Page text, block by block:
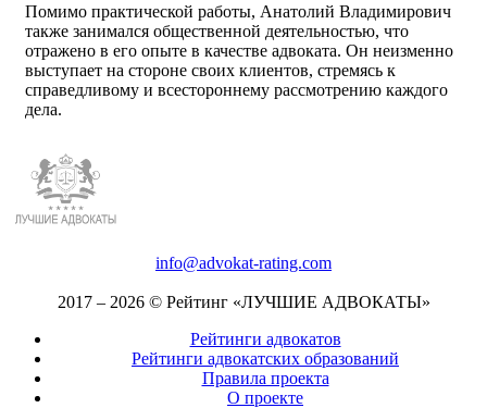
Помимо практической работы, Анатолий Владимирович
также занимался общественной деятельностью, что
отражено в его опыте в качестве адвоката. Он неизменно
выступает на стороне своих клиентов, стремясь к
справедливому и всестороннему рассмотрению каждого
дела.
info@advokat-rating.com
2017 – 2026 © Рейтинг «ЛУЧШИЕ АДВОКАТЫ»
Рейтинги адвокатов
Рейтинги адвокатских образований
Правила проекта
О проекте